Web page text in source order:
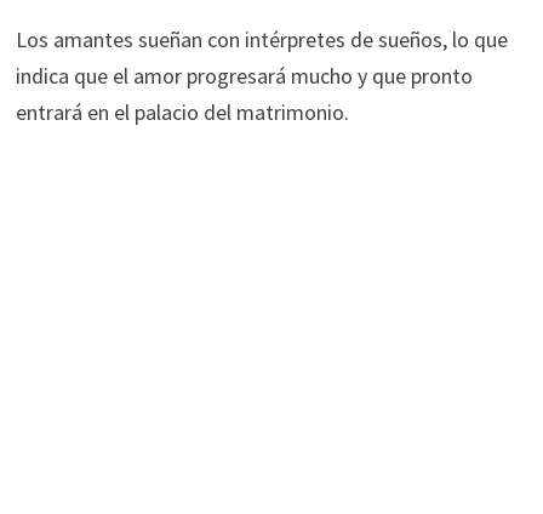
Los amantes sueñan con intérpretes de sueños, lo que
indica que el amor progresará mucho y que pronto
entrará en el palacio del matrimonio.